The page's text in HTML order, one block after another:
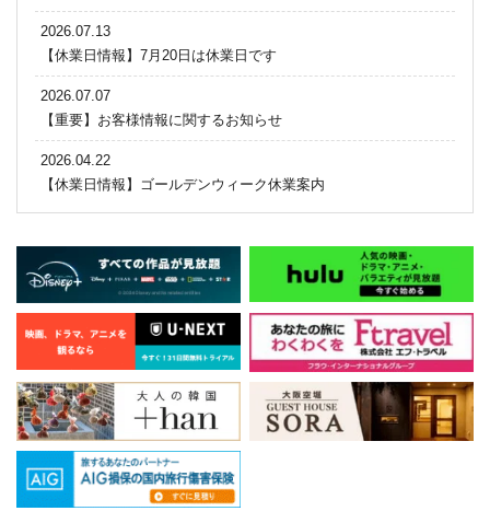
2026.07.13
【休業日情報】7月20日は休業日です
2026.07.07
【重要】お客様情報に関するお知らせ
2026.04.22
【休業日情報】ゴールデンウィーク休業案内